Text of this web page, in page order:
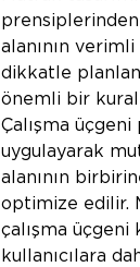
alanının verimli
dikkatle
önemli bir
Çalışma
uygulayarak
alanının
optimize edilir.
çalışma üçgeni
kullanıcılara